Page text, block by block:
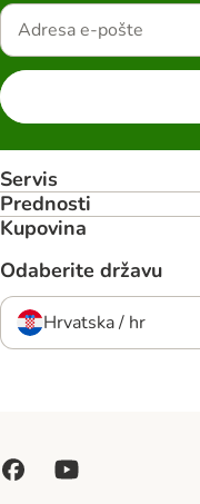
Servis
Prednosti
Kupovina
Odaberite državu
Hrvatska / hr